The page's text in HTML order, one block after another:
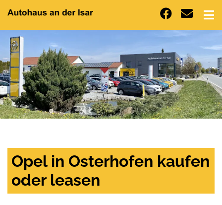
Opel in Osterhofen kaufen
oder leasen